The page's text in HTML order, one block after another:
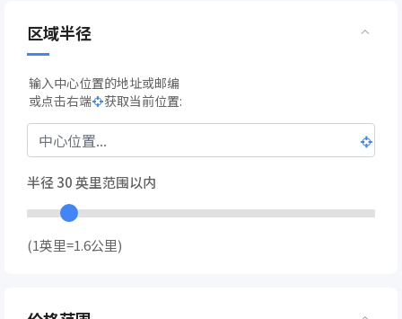
区域半径
输入中心位置的地址或邮编
或点击右端
获取当前位置:
半径30英里范围以内
(1英里=1.6公里)